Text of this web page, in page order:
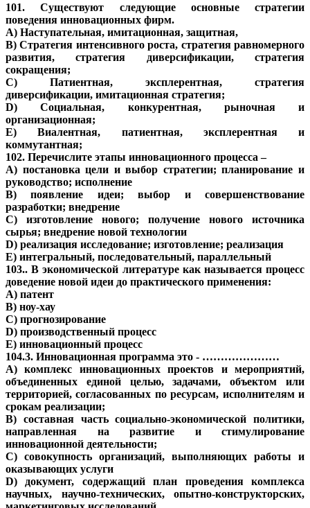
101. Существуют следующие основные стратегии
поведения инновационных фирм.
A) Наступательная, имитационная, защитная,
B) Стратегия интенсивного роста, стратегия равномерного
развития, стратегия диверсификации, стратегия
сокращения;
C) Патиентная, эксплерентная, стратегия
диверсификации, имитационная стратегия;
D) Социальная, конкурентная, рыночная и
организационная;
E) Виалентная, патиентная, эксплерентная и
коммутантная;
102. Перечислите этапы инновационного процесса –
A) постановка цели и выбор стратегии; планирование и
руководство; исполнение
В) появление идеи; выбор и совершенствование
разработки; внедрение
С) изготовление нового; получение нового источника
сырья; внедрение новой технологии
D) реализация исследование; изготовление; реализация
Е) интегральный, последовательный, параллельный
103.. В экономической литературе как называется процесс
доведение новой идеи до практического применения:
A) патент
В) ноу-хау
С) прогнозирование
D) производственный процесс
Е) инновационный процесс
104.3. Инновационная программа это - …………………
A) комплекс инновационных проектов и мероприятий,
объединенных единой целью, задачами, объектом или
территорией, согласованных по ресурсам, исполнителям и
срокам реализации;
B) составная часть социально-экономической политики,
направленная на развитие и стимулирование
инновационной деятельности;
C) совокупность организаций, выполняющих работы и
оказывающих услуги
D) документ, содержащий план проведения комплекса
научных, научно-технических, опытно-конструкторских,